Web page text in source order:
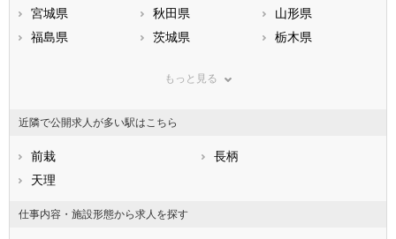
宮城県
秋田県
山形県
福島県
茨城県
栃木県
神奈川県
石川県
福井県
静岡県
滋賀県
もっと見る
近隣で公開求人が多い駅はこちら
前栽
長柄
天理
仕事内容・施設形態から求人を探す